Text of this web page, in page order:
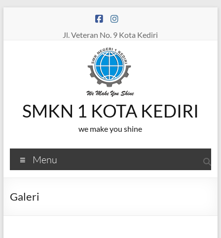
Jl. Veteran No. 9 Kota Kediri
SMKN 1 KOTA KEDIRI
we make you shine
Menu
Galeri